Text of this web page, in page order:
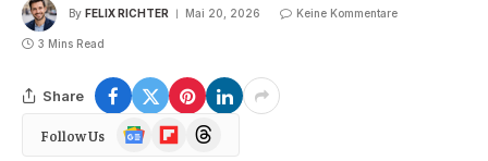
By FELIX RICHTER Mai 20, 2026 Keine Kommentare
3 Mins Read
Share
Follow Us
Google
News
FlipboardThreads